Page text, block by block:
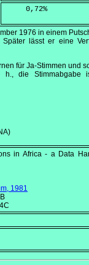
     0,72
%
1976 in einem
lässt er eine
für Ja-Stimmen und
h., die Stimmabgabe
in Africa - a Data
1981